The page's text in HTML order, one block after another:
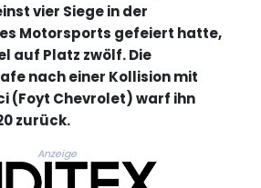
vier Siege in der
Motorsports gefeiert hatte,
auf Platz zwölf. Die
nach einer Kollision mit
(Foyt Chevrolet) warf ihn
zurück.
Anzeige